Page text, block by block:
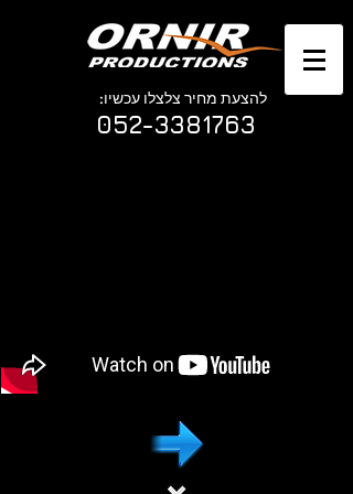
להצעת מחיר צלצלו עכשיו:
052-3381763